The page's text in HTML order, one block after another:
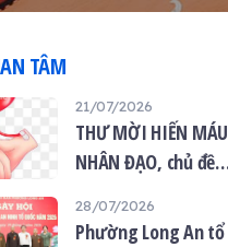
TÂM
21/07/2026
THƯ MỜI HIẾN MÁU
NHÂN ĐẠO, chủ đề
mùa Vu lan”
28/07/2026
Phường Long An tổ